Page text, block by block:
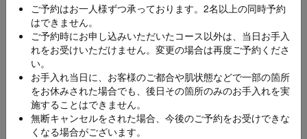
ご予約はお一人様ずつ承っております。2名以上の同時予約
はできません。
ご予約時にお申し込みいただいたコース以外は、当日お手入
れをお受けいただけません。変更の場合は再度ご予約くださ
い。
お手入れ当日に、お客様のご都合や肌状態などで一部の箇所
をお休みされた場合でも、後日その箇所のみのお手入れを実
施することはできません。
無断キャンセルをされた場合、今後のご予約をお受けできな
くなる場合がございます。
[100円CP]全身スキンケア美容脱毛コース(顔･襟足
付き)
必須 エリア